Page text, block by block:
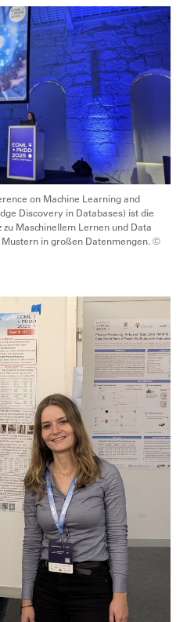
on Machine Learning and
Discovery in Databases) ist die
Maschinellem Lernen und Data
Mustern in großen Datenmengen. ©